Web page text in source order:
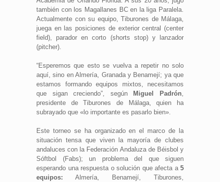
también con los Magallanes BC en la liga Paralela.
Actualmente con su equipo, Tiburones de Málaga,
juega en las posiciones de exterior central (center
field), parador en corto (shorts stop) y lanzador
(pitcher).
“Esperemos que esto se vuelva a repetir no solo
aquí, sino en Almería, Granada y Benamejí; ya que
estamos formando equipos mixtos, necesitamos
que sigan creciendo”, según
Miguel Padrón,
presidente de Tiburones de Málaga, quien ha
subrayado que «lo importante es pasarlo bien».
Este torneo se ha organizado en el marco de la
situación tensa que viven la mayoría de clubes
andaluces con la Federación Andaluza de Béisbol y
Sóftbol (Fabs); un problema del que siguen
esperando una respuesta o solución que afecta a 5
equipos: Almería, Benamejí, Tiburones,